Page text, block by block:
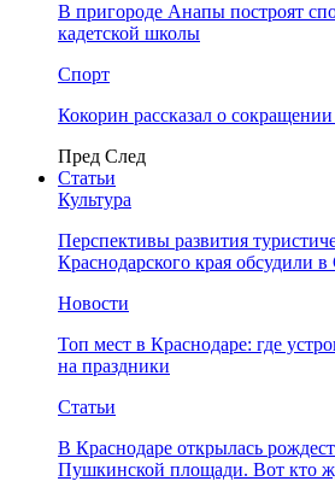
В пригороде Анапы построят
кадетской школы
Спорт
Кокорин рассказал о
Пред След
Статьи
Культура
Перспективы развития
Краснодарского края обсудили
Новости
Топ мест в Краснодаре: где
на праздники
Статьи
В Краснодаре открылась
Пушкинской площади. Вот кто